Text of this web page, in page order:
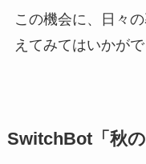
この機会に、日々
えてみてはいかがで
SwitchBot「秋